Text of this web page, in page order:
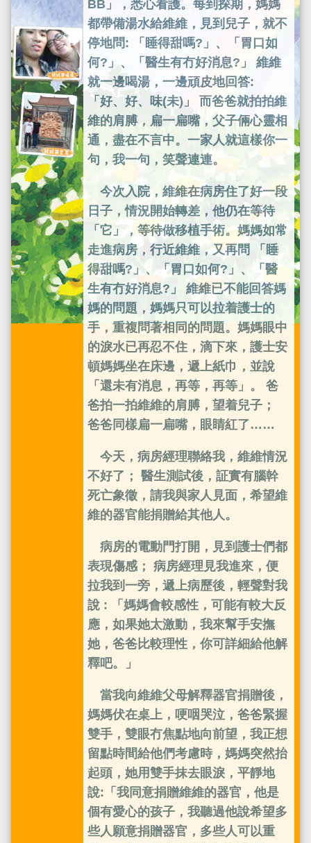
BB」，悉心看護。每到探期，媽媽
都帶備湯水給維維，見到兒子，就不
停地問: 「睡得甜嗎?」、「胃口如
何?」、「醫生有冇好消息?」 維維
就一邊喝湯，一邊頑皮地回答:
「好、好、味(未)」 而爸爸就拍拍維
維的肩膊，扁一扁嘴，父子倆心靈相
通，盡在不言中。一家人就這樣你一
句，我一句，笑聲連連。
今次入院，維維在病房住了好一段
日子，情況開始轉差，他仍在等待
「它」，等待做移植手術。媽媽如常
走進病房，行近維維，又再問 「睡
得甜嗎?」、「胃口如何?」、「醫
生有冇好消息?」 維維已不能回答媽
媽的問題，媽媽只可以拉着護士的
手，重複問著相同的問題。媽媽眼中
的淚水已再忍不住，滴下來，護士安
頓媽媽坐在床邊，遞上紙巾，並說
「還未有消息，再等，再等」。 爸
爸拍一拍維維的肩膊，望着兒子；
爸爸同樣扁一扁嘴，眼睛紅了……
今天，病房經理聯絡我，維維情況
不好了； 醫生測試後，証實有腦幹
死亡象徵，請我與家人見面，希望維
維的器官能捐贈給其他人。
病房的電動門打開，見到護士們都
表現傷感； 病房經理見我進來，便
拉我到一旁，遞上病歷後，輕聲對我
說 : 「媽媽會較感性，可能有較大反
應，如果她太激動，我來幫手安撫
她，爸爸比較理性，你可詳細給他解
釋吧。」
當我向維維父母解釋器官捐贈後，
媽媽伏在桌上，哽咽哭泣，爸爸緊握
雙手，雙眼冇焦點地向前望，我正想
留點時間給他們考慮時，媽媽突然抬
起頭，她用雙手抹去眼淚，平靜地
說:「我同意捐贈維維的器官，他是
個有愛心的孩子，我聽過他說希望多
些人願意捐贈器官，多些人可以重